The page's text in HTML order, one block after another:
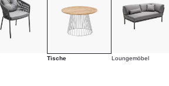
Tische Loungemöbel